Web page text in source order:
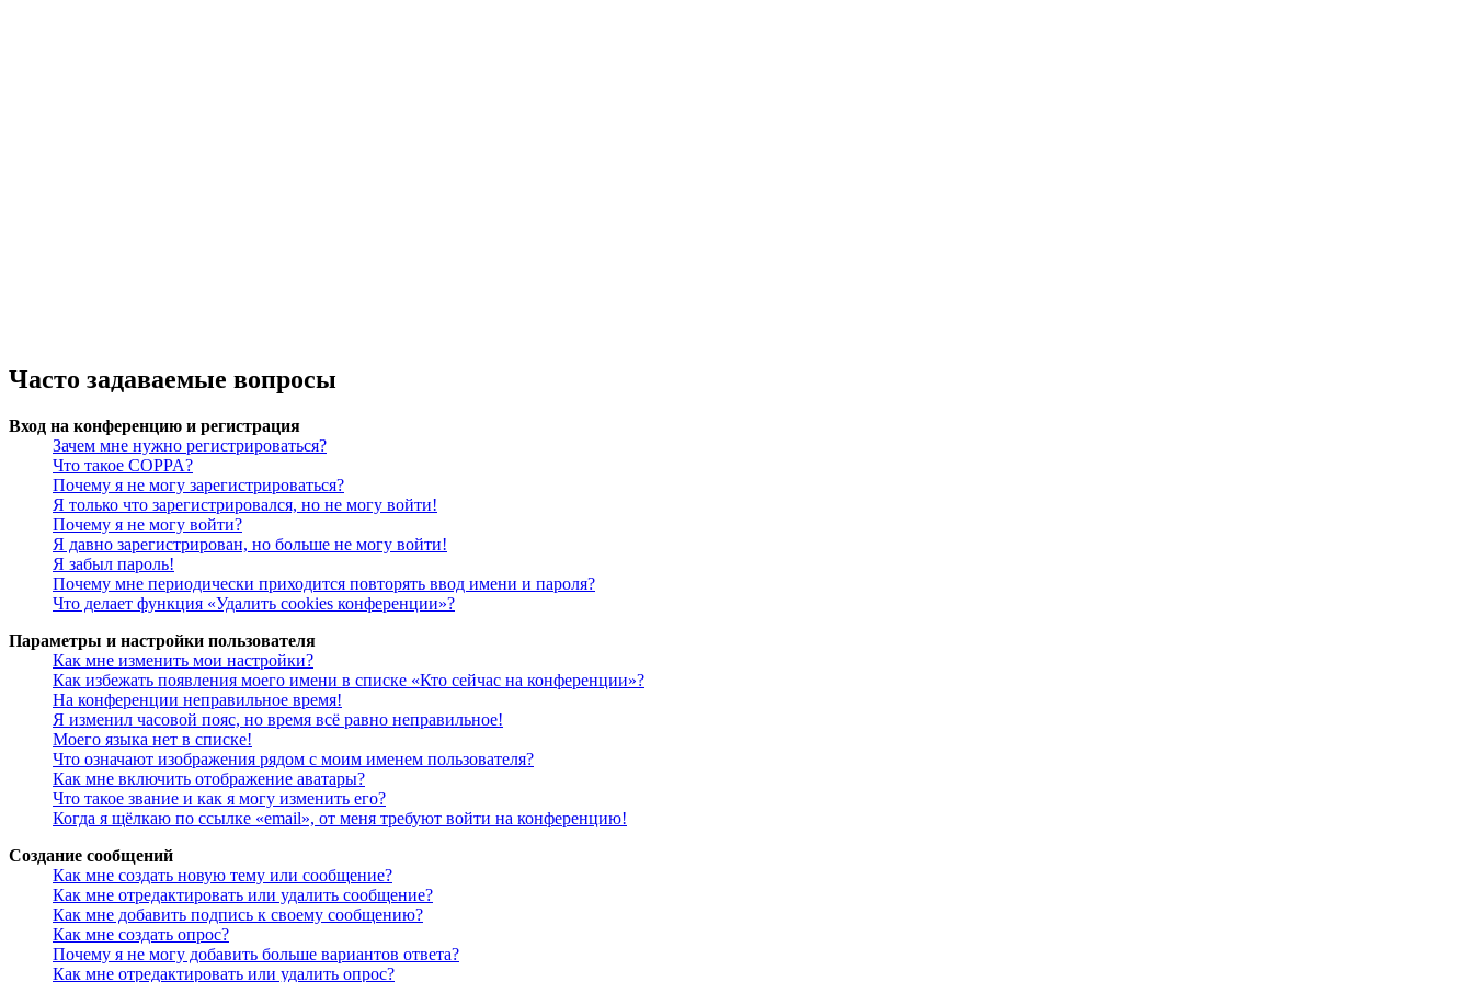
Часто задаваемые вопросы
Вход на конференцию и регистрация
Зачем мне нужно регистрироваться?
Что такое COPPA?
Почему я не могу зарегистрироваться?
Я только что зарегистрировался, но не могу войти!
Почему я не могу войти?
Я давно зарегистрирован, но больше не могу войти!
Я забыл пароль!
Почему мне периодически приходится повторять ввод имени и пароля?
Что делает функция «Удалить cookies конференции»?
Параметры и настройки пользователя
Как мне изменить мои настройки?
Как избежать появления моего имени в списке «Кто сейчас на конференции»?
На конференции неправильное время!
Я изменил часовой пояс, но время всё равно неправильное!
Моего языка нет в списке!
Что означают изображения рядом с моим именем пользователя?
Как мне включить отображение аватары?
Что такое звание и как я могу изменить его?
Когда я щёлкаю по ссылке «email», от меня требуют войти на конференцию!
Создание сообщений
Как мне создать новую тему или сообщение?
Как мне отредактировать или удалить сообщение?
Как мне добавить подпись к своему сообщению?
Как мне создать опрос?
Почему я не могу добавить больше вариантов ответа?
Как мне отредактировать или удалить опрос?